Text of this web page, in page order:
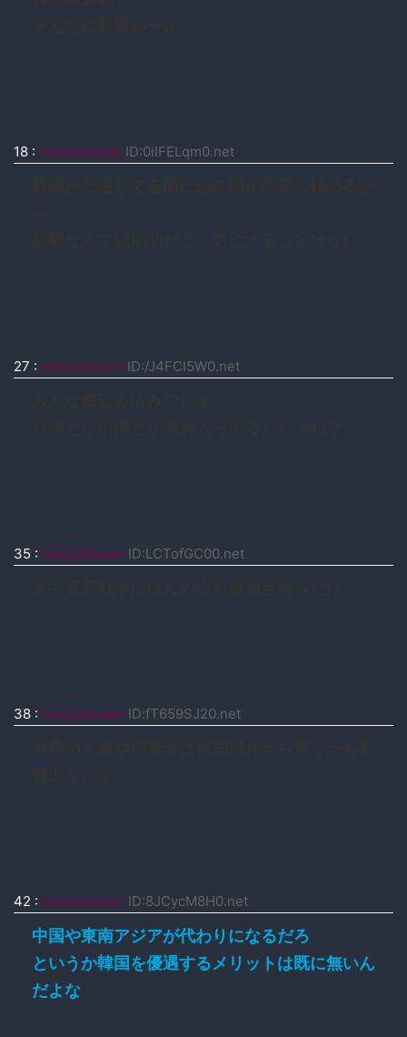
18 : moccosnoon ID:0iIFELqm0.net
27 : moccosnoon ID:/J4FCI5W0.net
35 : moccosnoon ID:LCTofGC00.net
38 : moccosnoon ID:fT659SJ20.net
42 : moccosnoon ID:8JCycM8H0.net
中国や東南アジアが代わりになるだろ
というか韓国を優遇するメリットは既に無いん
だよな